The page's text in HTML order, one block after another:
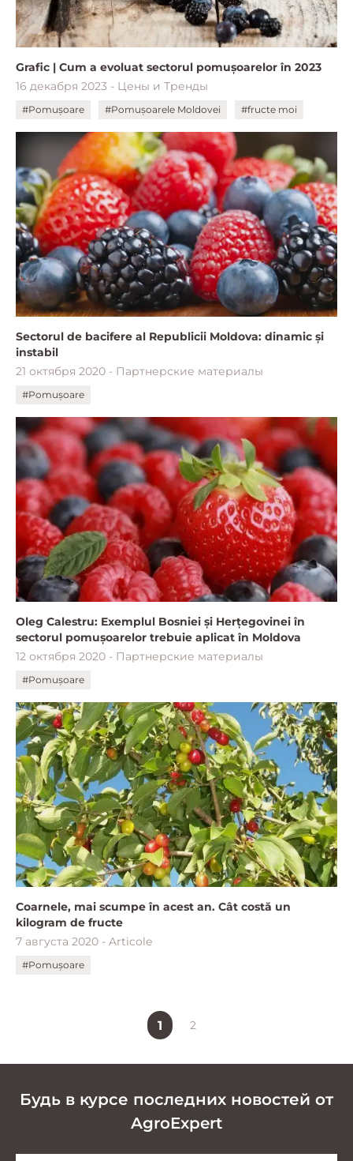
Grafic | Cum a evoluat sectorul pomușoarelor în 2023
16 декабря 2023 - Цены и Тренды
#Pomușoare #Pomușoarele Moldovei #fructe moi
Sectorul de bacifere al Republicii Moldova: dinamic și
instabil
21 октября 2020 - Партнерские материалы
#Pomușoare
Oleg Calestru: Exemplul Bosniei și Herțegovinei în
sectorul pomușoarelor trebuie aplicat în Moldova
12 октября 2020 - Партнерские материалы
#Pomușoare
Coarnele, mai scumpe în acest an. Cât costă un
kilogram de fructe
7 августа 2020 - Articole
#Pomușoare
1 2
Будь в курсе последних новостей от
AgroExpert